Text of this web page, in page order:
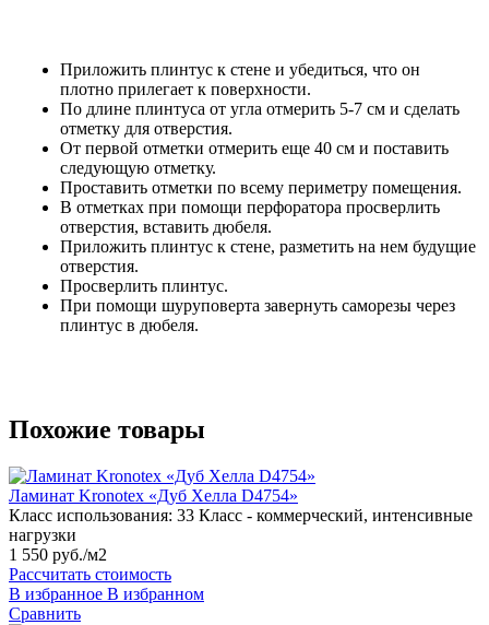
Приложить плинтус к стене и убедиться, что он
плотно прилегает к поверхности.
По длине плинтуса от угла отмерить 5-7 см и сделать
отметку для отверстия.
От первой отметки отмерить еще 40 см и поставить
следующую отметку.
Проставить отметки по всему периметру помещения.
В отметках при помощи перфоратора просверлить
отверстия, вставить дюбеля.
Приложить плинтус к стене, разметить на нем будущие
отверстия.
Просверлить плинтус.
При помощи шуруповерта завернуть саморезы через
плинтус в дюбеля.
Похожие товары
Ламинат Kronotex «Дуб Хелла D4754»
Класс использования: 33 Класс - коммерческий, интенсивные
нагрузки
1 550 руб./м2
Рассчитать стоимость
В избранное В избранном
Сравнить